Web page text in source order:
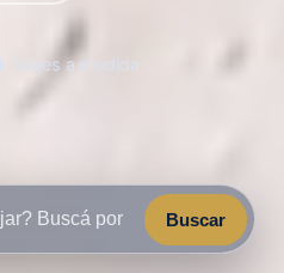
🧳 Viajes a medida
Buscar